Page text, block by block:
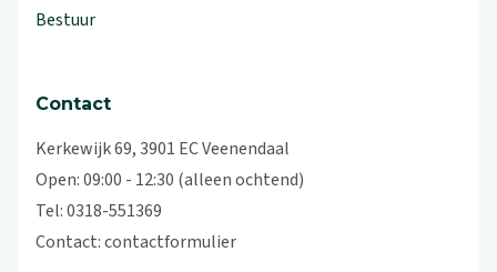
Bestuur
Contact
Kerkewijk 69, 3901 EC Veenendaal
Open: 09:00 - 12:30 (alleen ochtend)
Tel: 0318-551369
Contact:contactformulier